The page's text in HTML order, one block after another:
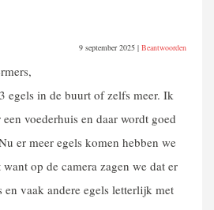
9 september 2025 | Beantwoorden
egels in de buurt of zelfs meer. Ik
voederhuis en daar wordt goed
er meer egels komen hebben we
op de camera zagen we dat er
en vaak andere egels letterlijk met